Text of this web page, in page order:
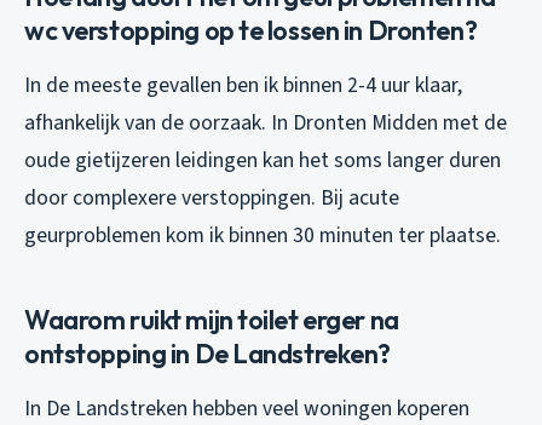
wc verstopping op te lossen in Dronten?
In de meeste gevallen ben ik binnen 2-4 uur klaar,
afhankelijk van de oorzaak. In Dronten Midden met de
oude gietijzeren leidingen kan het soms langer duren
door complexere verstoppingen. Bij acute
geurproblemen kom ik binnen 30 minuten ter plaatse.
Waarom ruikt mijn toilet erger na
ontstopping in De Landstreken?
In De Landstreken hebben veel woningen koperen